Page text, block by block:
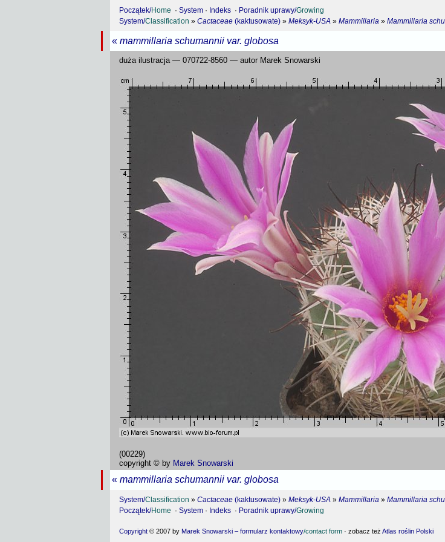
Początek/Home ·System · Indeks · Poradnik uprawy/Growing
System/Classification » Cactaceae (kaktusowate) » Meksyk-USA » Mammillaria » Mammillaria
« mammillaria schumannii var. globosa
duża ilustracja — 070722-8560 — autor Marek Snowarski
(00229)
copyright © by Marek Snowarski
« mammillaria schumannii var. globosa
System/Classification » Cactaceae (kaktusowate) » Meksyk-USA » Mammillaria » Mammillaria
Początek/Home ·System · Indeks · Poradnik uprawy/Growing
Copyright © 2007 by Marek Snowarski – formularz kontaktowy/contact form · zobacz teżAtlas roślin Polski